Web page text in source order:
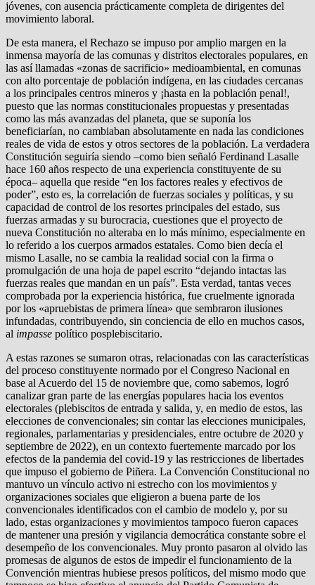
jóvenes, con ausencia prácticamente completa de dirigentes del
movimiento laboral.
De esta manera, el Rechazo se impuso por amplio margen en la
inmensa mayoría de las comunas y distritos electorales populares, en
las así llamadas «zonas de sacrificio» medioambiental, en comunas
con alto porcentaje de población indígena, en las ciudades cercanas
a los principales centros mineros y ¡hasta en la población penal!,
puesto que las normas constitucionales propuestas y presentadas
como las más avanzadas del planeta, que se suponía los
beneficiarían, no cambiaban absolutamente en nada las condiciones
reales de vida de estos y otros sectores de la población. La verdadera
Constitución seguiría siendo –como bien señaló Ferdinand Lasalle
hace 160 años respecto de una experiencia constituyente de su
época– aquella que reside “en los factores reales y efectivos de
poder”, esto es, la correlación de fuerzas sociales y políticas, y su
capacidad de control de los resortes principales del estado, sus
fuerzas armadas y su burocracia, cuestiones que el proyecto de
nueva Constitución no alteraba en lo más mínimo, especialmente en
lo referido a los cuerpos armados estatales. Como bien decía el
mismo Lasalle, no se cambia la realidad social con la firma o
promulgación de una hoja de papel escrito “dejando intactas las
fuerzas reales que mandan en un país”. Esta verdad, tantas veces
comprobada por la experiencia histórica, fue cruelmente ignorada
por los «apruebistas de primera línea» que sembraron ilusiones
infundadas, contribuyendo, sin conciencia de ello en muchos casos,
al impasse político posplebiscitario.
A estas razones se sumaron otras, relacionadas con las características
del proceso constituyente normado por el Congreso Nacional en
base al Acuerdo del 15 de noviembre que, como sabemos, logró
canalizar gran parte de las energías populares hacia los eventos
electorales (plebiscitos de entrada y salida, y, en medio de estos, las
elecciones de convencionales; sin contar las elecciones municipales,
regionales, parlamentarias y presidenciales, entre octubre de 2020 y
septiembre de 2022), en un contexto fuertemente marcado por los
efectos de la pandemia del covid-19 y las restricciones de libertades
que impuso el gobierno de Piñera. La Convención Constitucional no
mantuvo un vínculo activo ni estrecho con los movimientos y
organizaciones sociales que eligieron a buena parte de los
convencionales identificados con el cambio de modelo y, por su
lado, estas organizaciones y movimientos tampoco fueron capaces
de mantener una presión y vigilancia democrática constante sobre el
desempeño de los convencionales. Muy pronto pasaron al olvido las
promesas de algunos de estos de impedir el funcionamiento de la
Convención mientras hubiese presos políticos, del mismo modo que